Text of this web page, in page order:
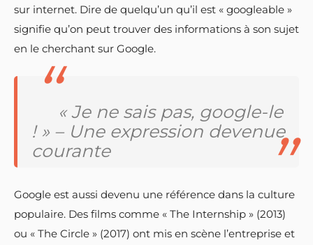
sur internet. Dire de quelqu’un qu’il est « googleable »
signifie qu’on peut trouver des informations à son sujet
en le cherchant sur Google.
« Je ne sais pas, google-le
! » – Une expression devenue
courante
Google est aussi devenu une référence dans la culture
populaire. Des films comme « The Internship » (2013)
ou « The Circle » (2017) ont mis en scène l’entreprise et